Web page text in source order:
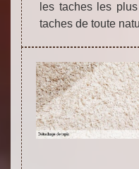
les taches les
taches de toute